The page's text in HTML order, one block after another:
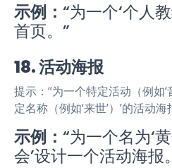
示例： “为一个‘个人
首页。”
18. 活动海报
提示：“为一个特定活动（例如‘
定名称（例如‘来世’）’的活动海
示例： “为一个名为‘
会’设计一个活动海报